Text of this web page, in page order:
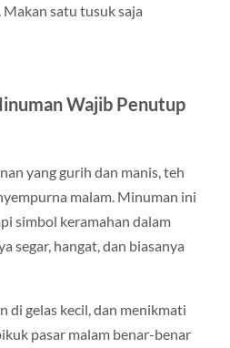
satu tusuk saja
Wajib Penutup
yang gurih dan manis, teh
malam. Minuman ini
simbol keramahan dalam
segar, hangat, dan biasanya
di gelas kecil, dan menikmati
pasar malam benar-benar